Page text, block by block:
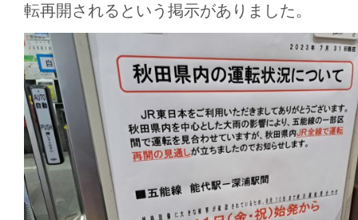
転再開されるという掲示がありました。